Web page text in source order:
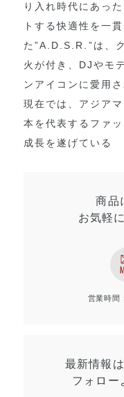
り入れ時代にあっ
トする快適性を一
た”A.D.S.R.”は、
火が付き、DJやモ
ンアイコンに愛用さ
現在では、アジア
本を代表するファ
成長を遂げている
商品
お気軽
営業時間
最新情報
フォロー